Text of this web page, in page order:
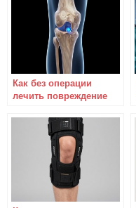
коленного сустава?
Как без операции
лечить повреждение
коленного сустава?